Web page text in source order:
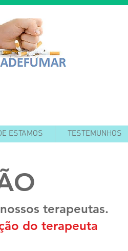
ESTAMOS TESTEMUNHOS
terapeutas.
do terapeuta